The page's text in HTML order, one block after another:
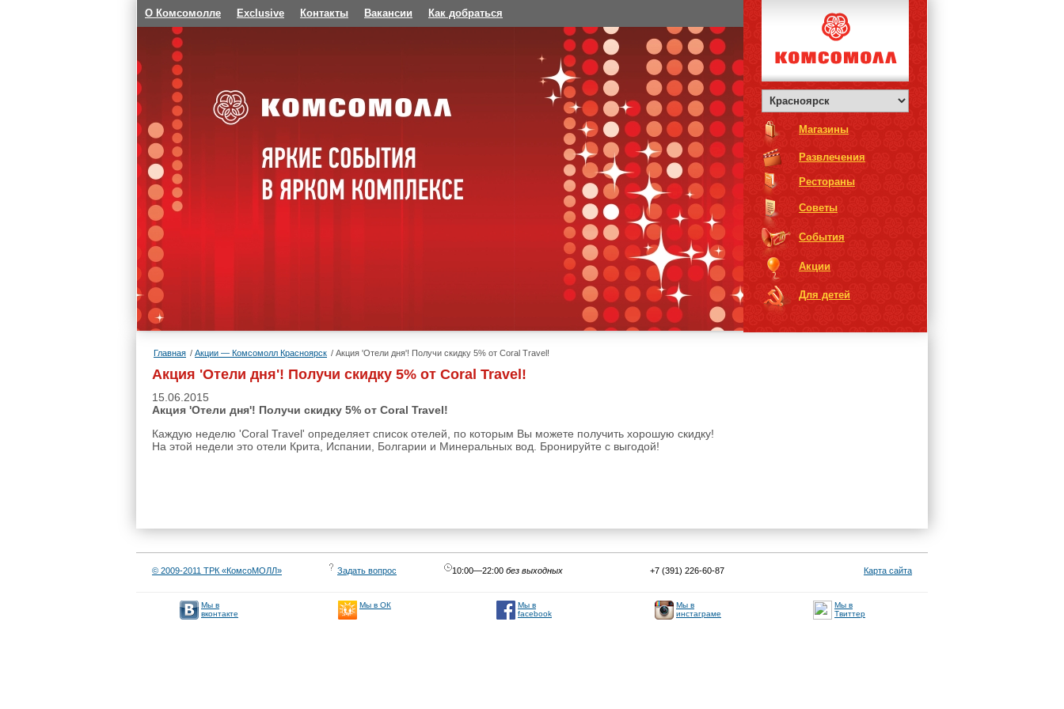
О Комсомолле Exclusive Контакты Вакансии Как добраться
Магазины
Развлечения
Рестораны
Советы
События
Акции
Для детей
Главная Акции — Комсомолл Красноярск Акция 'Отели дня'! Получи скидку 5% от Coral Travel!
Акция 'Отели дня'! Получи скидку 5% от Coral Travel!
15.06.2015
Акция 'Отели дня'! Получи скидку 5% от Coral Travel!
Каждую неделю 'Coral Travel' определяет список отелей, по которым Вы можете получить хорошую скидку!
На этой недели это отели Крита, Испании, Болгарии и Минеральных вод. Бронируйте с выгодой!
© 2009-2011 ТРК «КомсоМОЛЛ» Задать вопрос 10:00—22:00 без выходных +7 (391) 226-60-87 Карта сайта
Мы в
вконтакте
Мы в ОК
Мы в
facebook
Мы в
инстаграме
Мы в
Твиттер